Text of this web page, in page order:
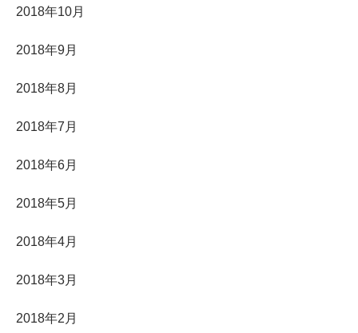
2018年10月
2018年9月
2018年8月
2018年7月
2018年6月
2018年5月
2018年4月
2018年3月
2018年2月